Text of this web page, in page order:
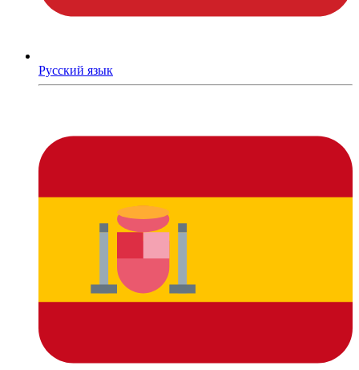
Русский язык